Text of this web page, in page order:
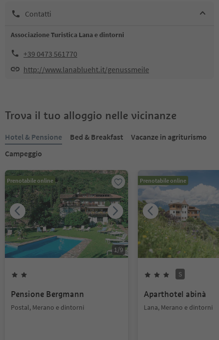
Contatti
Associazione Turistica Lana e dintorni
+39 0473 561770
http://www.lanablueht.it/genussmeile
Trova il tuo alloggio nelle vicinanze
Hotel & Pensione Bed & Breakfast
Vacanze in agriturismo
Campeggio
Prenotabile online
1/9
Pensione Bergmann
Postal, Merano e dintorni
Prenotabile online
S
Aparthotel abinà
Lana, Merano e dintorni